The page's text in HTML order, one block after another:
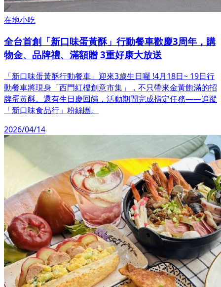
在地小吃
全台首創「新口味蛋黃酥」行動餐車歡慶3周年，購
物金、品牌禮、滿額贈 3重好康大放送
「新口味蛋黃酥行動餐車」迎來3歲生日囉 !4月18日~ 19日行
動餐車將現身「西門紅樓創意市集」，不只帶來金黃飽滿的招
牌蛋黃酥。還有生日慶回饋，活動期間完成指定任務——追蹤
「新口味食品行」粉絲團。
2026/04/14